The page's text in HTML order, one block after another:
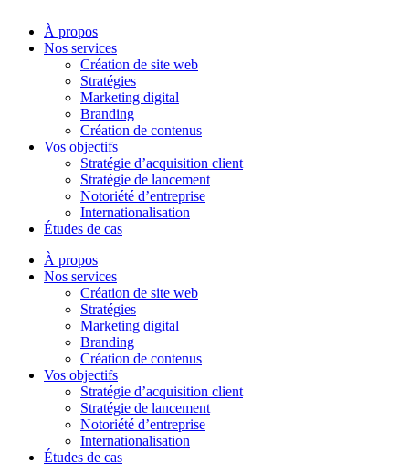
À propos
Nos services
Création de site web
Stratégies
Marketing digital
Branding
Création de contenus
Vos objectifs
Stratégie d’acquisition client
Stratégie de lancement
Notoriété d’entreprise
Internationalisation
Études de cas
À propos
Nos services
Création de site web
Stratégies
Marketing digital
Branding
Création de contenus
Vos objectifs
Stratégie d’acquisition client
Stratégie de lancement
Notoriété d’entreprise
Internationalisation
Études de cas